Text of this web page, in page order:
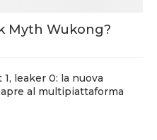
Myth Wukong?
leaker 0: la nuova
al multipiattaforma